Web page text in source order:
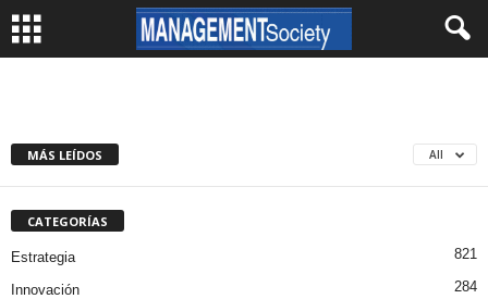
MÁS LEÍDOS All
CATEGORÍAS
Estrategia 821
Innovación 284